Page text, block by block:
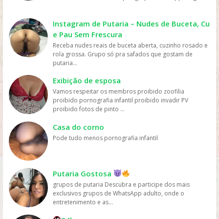
mais fácil e rápido. Preço: os serviços de streaming
cinema ou comprar DVDs, tornando mais fácil para as
pessoas assistirem filmes sem gastar muito dinheiro.
Personalização: os serviços de streaming geralmente
oferecem recomendações personalizadas com base
nos gostos dos usuários, permitindo que eles
descubram novos filmes e programas que possam
filmes online. Em resumo, os filmes são mais assistidos
online devido à sua conveniência, variedade, acesso
fácil, preços acessíveis e personalização, oferecidos
pelas plataformas de streaming.
Instagram de Putaria – Nudes de Buceta, Cu
e Pau Sem Frescura
Receba nudes reais de buceta aberta, cuzinho rosado e
rola grossa. Grupo só pra safados que gostam de
putaria...
Exibição de esposa
Vamos respeitar os membros proibido zoofilia
proibido pornografia infantil proibido invadir PV
proibido fotos de pinto ...
Casa do corno
Pode tudo menos pornografia infantil
Putaria Gostosa
grupos de putaria Descubra e participe dos mais
exclusivos grupos de WhatsApp adulto, onde o
entretenimento e as...